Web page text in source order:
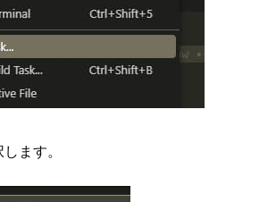
ます。